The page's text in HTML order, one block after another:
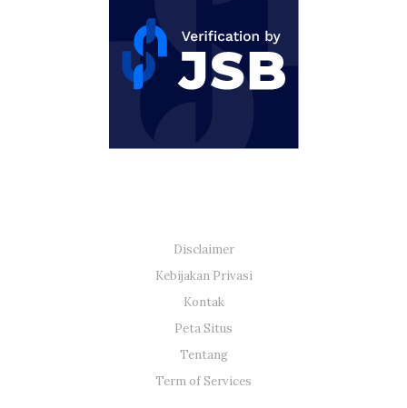
Disclaimer
Kebijakan Privasi
Kontak
Peta Situs
Tentang
Term of Services